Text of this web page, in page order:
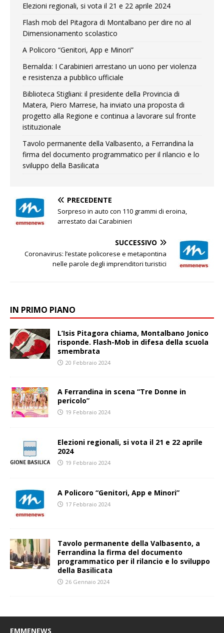
Elezioni regionali, si vota il 21 e 22 aprile 2024
Flash mob del Pitagora di Montalbano per dire no al
Dimensionamento scolastico
A Policoro “Genitori, App e Minori”
Bernalda: I Carabinieri arrestano un uono per violenza
e resistenza a pubblico ufficiale
Biblioteca Stigliani: il presidente della Provincia di
Matera, Piero Marrese, ha inviato una proposta di
progetto alla Regione e continua a lavorare sul fronte
istituzionale
Tavolo permanente della Valbasento, a Ferrandina la
firma del documento programmatico per il rilancio e lo
sviluppo della Basilicata
PRECEDENTE
Sorpreso in auto con 110 grammi di eroina,
arrestato dai Carabinieri
SUCCESSIVO
Coronavirus: l’estate policorese e metapontina
nelle parole degli imprenditori turistici
IN PRIMO PIANO
L’Isis Pitagora chiama, Montalbano Jonico
risponde. Flash-Mob in difesa della scuola
smembrata
20 Febbraio 2024
A Ferrandina in scena “Tre Donne in
pericolo”
19 Febbraio 2024
Elezioni regionali, si vota il 21 e 22 aprile
2024
19 Febbraio 2024
A Policoro “Genitori, App e Minori”
17 Febbraio 2024
Tavolo permanente della Valbasento, a
Ferrandina la firma del documento
programmatico per il rilancio e lo sviluppo
della Basilicata
26 Gennaio 2024
EMMENEWS